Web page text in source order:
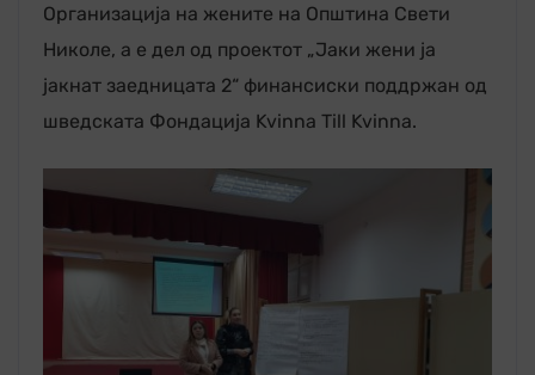
Организација на жените на Општина Свети
Николе, а е дел од проектот „Јаки жени ја
јакнат заедницата 2“ финансиски поддржан од
шведската Фондација Kvinna Till Kvinna.